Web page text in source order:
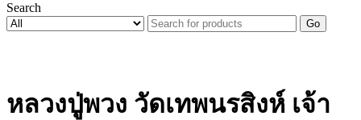
Search
Go
หลวงปู่พวง วัดเทพนรสิงห์ เจ้า